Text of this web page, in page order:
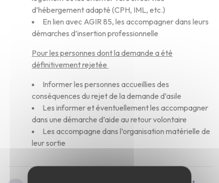
d’hébergement adapté (CPH, IML, etc.)
En lien avec AGIR 85, les accompagner dans leurs
démarches d’insertion professionnelle
Pour les personnes dont la demande a été
définitivement rejetée
Informer les personnes accueillies des
conséquences du rejet de la demande d’asile
Les informer et éventuellement les accompagner
dans une démarche d’aide au retour volontaire
Les accompagne dans l’organisation matérielle de
leur sortie